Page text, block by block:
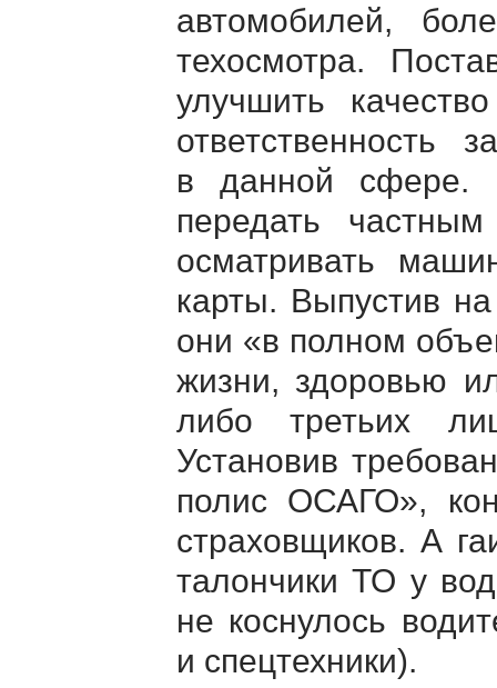
автомобилей,
техосмотра.
улучшить
ответственность
в данной сфере.
передать
осматривать
карты. Выпустив
они «в полном
жизни, здоровью
либо третьих
Установив
полис ОСАГО»,
страховщиков. А
талончики ТО у
не коснулось
и спецтехники).